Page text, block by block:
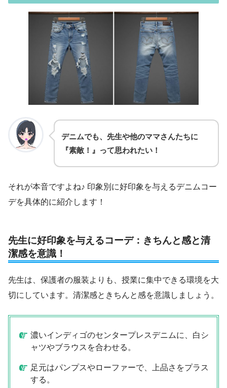
デニムでも、先生や他のママさんたちに
『素敵！』って思われたい！
それが本音ですよね♪ 印象別に好印象を与えるデニムコー
デを具体的に紹介します！
先生に好印象を与えるコーデ：きちんと感と清
潔感を意識！
先生は、保護者の服装よりも、授業に集中できる環境を大
切にしています。清潔感ときちんと感を意識しましょう。
濃いインディゴのセンタープレスデニムに、白シ
ャツやブラウスを合わせる。
足元はパンプスやローファーで、上品さをプラス
する。